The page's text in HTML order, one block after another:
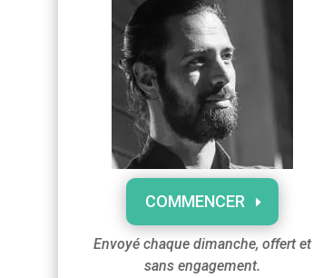
COMMENCER
Envoyé chaque dimanche, offert et
sans engagement.